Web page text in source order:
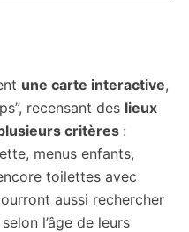
une carte interactive,
recensant des lieux
critères :
menus enfants,
toilettes avec
aussi rechercher
l’âge de leurs